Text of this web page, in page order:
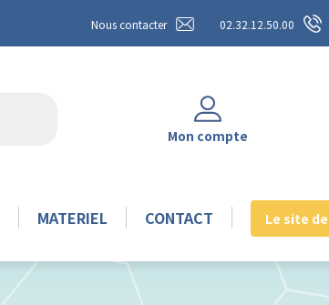
Nous contacter 02.32.12.50.00
Mon compte
MATERIEL CONTACT Le site